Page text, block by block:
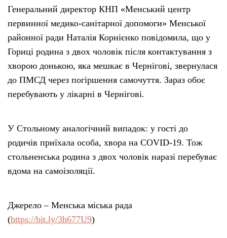
Генеральний директор КНП «Менський центр
первинної медико-санітарної допомоги» Менської
районної ради Наталія Корнієнко повідомила, що у
Гориці родина з двох чоловік після контактування з
хворою донькою, яка мешкає в Чернігові, звернулася
до ПМСД через погіршення самочуття. Зараз обоє
перебувають у лікарні в Чернігові.
У Стольному аналогічний випадок: у гості до
родичів приїхала особа, хвора на COVID-19. Тож
стольненська родина з двох чоловік наразі перебуває
вдома на самоізоляції.
Джерело – Менська міська рада
(https://bit.ly/3h677U9)